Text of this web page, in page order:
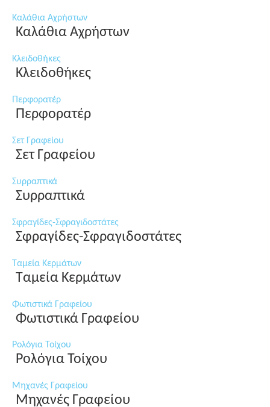
Καλάθια Αχρήστων
Καλάθια Αχρήστων
Κλειδοθήκες
Κλειδοθήκες
Περφορατέρ
Περφορατέρ
Σετ Γραφείου
Σετ Γραφείου
Συρραπτικά
Συρραπτικά
Σφραγίδες-Σφραγιδοστάτες
Σφραγίδες-Σφραγιδοστάτες
Ταμεία Κερμάτων
Ταμεία Κερμάτων
Φωτιστικά Γραφείου
Φωτιστικά Γραφείου
Ρολόγια Τοίχου
Ρολόγια Τοίχου
Μηχανές Γραφείου
Μηχανές Γραφείου